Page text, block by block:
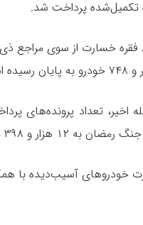
ریال رسیده است.
خودروهای آسیب‌دیده